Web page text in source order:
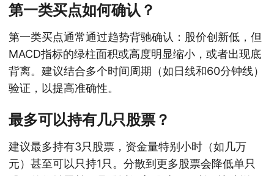
第一类买点如何确认？
第一类买点通常通过趋势背驰确认：股价创新低，但
MACD指标的绿柱面积或高度明显缩小，或者出现底
背离。建议结合多个时间周期（如日线和60分钟线）
验证，以提高准确性。
最多可以持有几只股票？
建议最多持有3只股票，资金量特别小时（如几万
元）甚至可以只持1只。分散到更多股票会降低单只